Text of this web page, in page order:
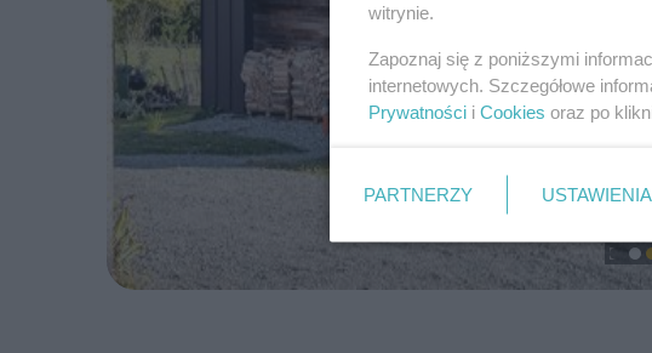
witrynie.
Zapoznaj się z poniższymi
internetowych. Szczegółowe
Prywatności i Cookies oraz po
PARTNERZY USTAWIENIA